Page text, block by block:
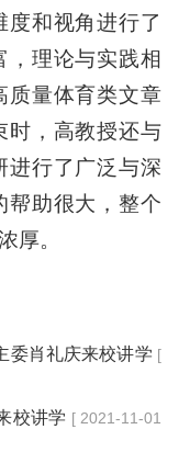
和视角进行了
，理论与实践相
质量体育类文章
时，高教授还与
进行了广泛与深
帮助很大，整个
厚。
委肖礼庆来校讲学 [
校讲学 [ 2021-11-01